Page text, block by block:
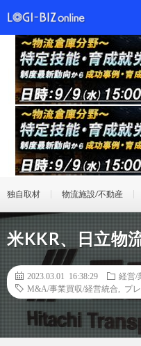
独自取材 物流施設/不動産
米KKR、日立物
2023.03.01 16:38:29
経営/
M&A/事業買収/経営統合
プ